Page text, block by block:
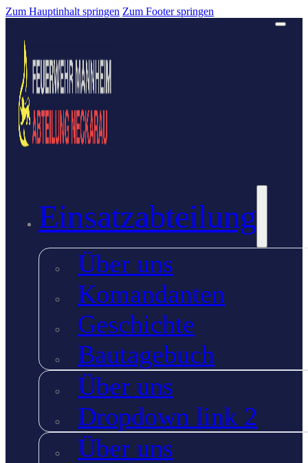
Zum Hauptinhalt springen Zum Footer springen
Einsatzabteilung
Über uns
Komandanten
Geschichte
Bautagebuch
Über uns
Dropdown link 2
Über uns